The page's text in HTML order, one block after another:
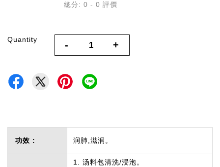
總分: 0 - 0 評價
Quantity - +
功效 : 润肺,滋润。
1. 汤料包清洗/浸泡。